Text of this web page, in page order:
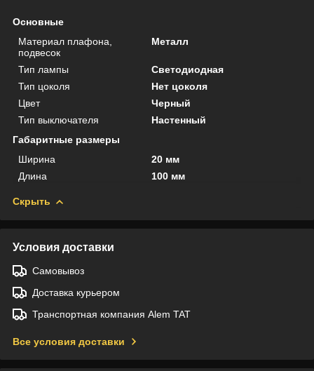
Основные
Материал плафона,
подвесок
Металл
Тип лампы
Светодиодная
Тип цоколя
Нет цоколя
Цвет
Черный
Тип выключателя
Настенный
Габаритные размеры
Ширина
20 мм
Длина
100 мм
Скрыть
Условия доставки
Самовывоз
Доставка курьером
Транспортная компания Alem TAT
Все условия доставки